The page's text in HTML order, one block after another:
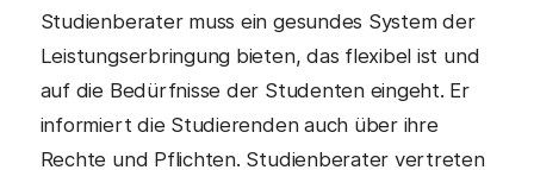
Studienberater muss ein gesundes System der
Leistungserbringung bieten, das flexibel ist und
auf die Bedürfnisse der Studenten eingeht. Er
informiert die Studierenden auch über ihre
Rechte und Pflichten. Studienberater vertreten